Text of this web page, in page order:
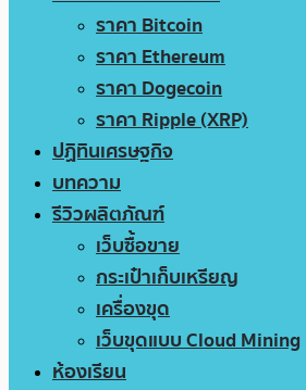
ราคา Bitcoin
ราคา Ethereum
ราคา Dogecoin
ราคา Ripple (XRP)
ปฏิทินเศรษฐกิจ
บทความ
รีวิวผลิตภัณฑ์
เว็บซื้อขาย
กระเป๋าเก็บเหรียญ
เครื่องขุด
เว็บขุดแบบ Cloud Mining
ห้องเรียน